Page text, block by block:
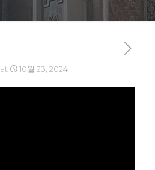
at 10월 23, 2024